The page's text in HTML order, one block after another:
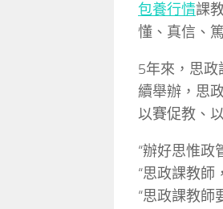
包養行情課
懂、真信、
5年來，思
續舉辦，思
以賽促教、
“辦好思惟政
“思政課教師
“思政課教